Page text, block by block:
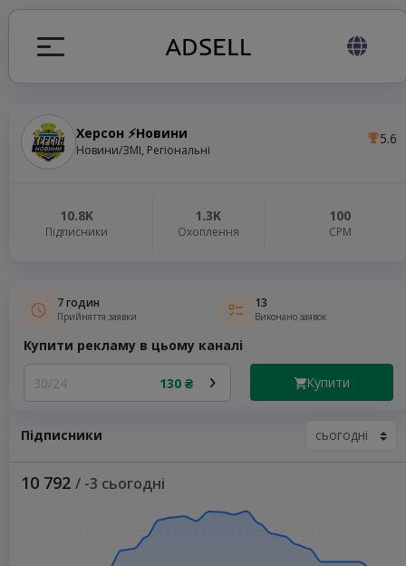
Херсон ⚡️Новини
Новини/ЗМІ, Регіональні
5.6
10.8K
Підписники
1.3K
Охоплення
100
СРМ
7 годин
Прийняття заявки
13
Виконано заявок
Купити рекламу в цьому каналі
30/24 130 ₴ Купити
Підписники
10 792 / -3 сьогодні